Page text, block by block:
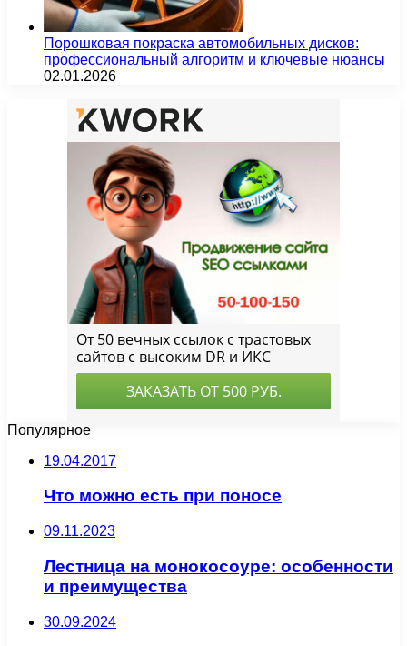
Порошковая покраска автомобильных дисков:
профессиональный алгоритм и ключевые нюансы
02.01.2026
Популярное
19.04.2017
Что можно есть при поносе
09.11.2023
Лестница на монокосоуре: особенности
и преимущества
30.09.2024